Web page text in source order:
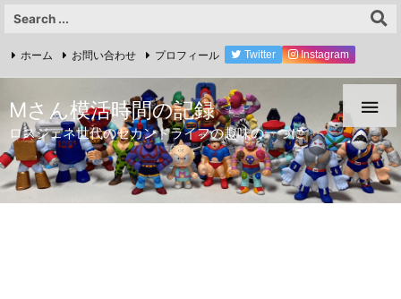

ホーム お問い合わせ プロフィール Twitter Instagram
Mさん模活時間の記録
ロスジェネ世代のセカンドライフの趣味の一つに